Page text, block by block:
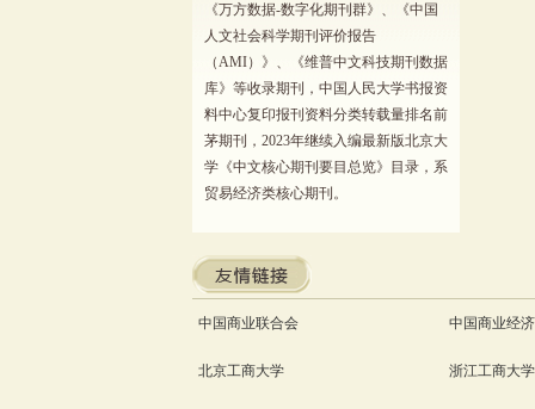
《万方数据-数字化期刊群》、《中国
人文社会科学期刊评价报告
（AMI）》、《维普中文科技期刊数据
库》等收录期刊，中国人民大学书报资
料中心复印报刊资料分类转载量排名前
茅期刊，2023年继续入编最新版北京大
学《中文核心期刊要目总览》目录，系
贸易经济类核心期刊。
中国商业联合会 中国商业经
北京工商大学 浙江工商大学